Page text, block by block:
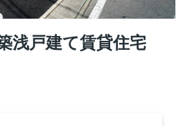
浅戸建て賃貸住宅